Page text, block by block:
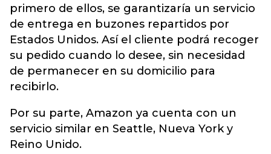
primero de ellos, se garantizaría un servicio
de entrega en buzones repartidos por
Estados Unidos. Así el cliente podrá recoger
su pedido cuando lo desee, sin necesidad
de permanecer en su domicilio para
recibirlo.
Por su parte, Amazon ya cuenta con un
servicio similar en Seattle, Nueva York y
Reino Unido.